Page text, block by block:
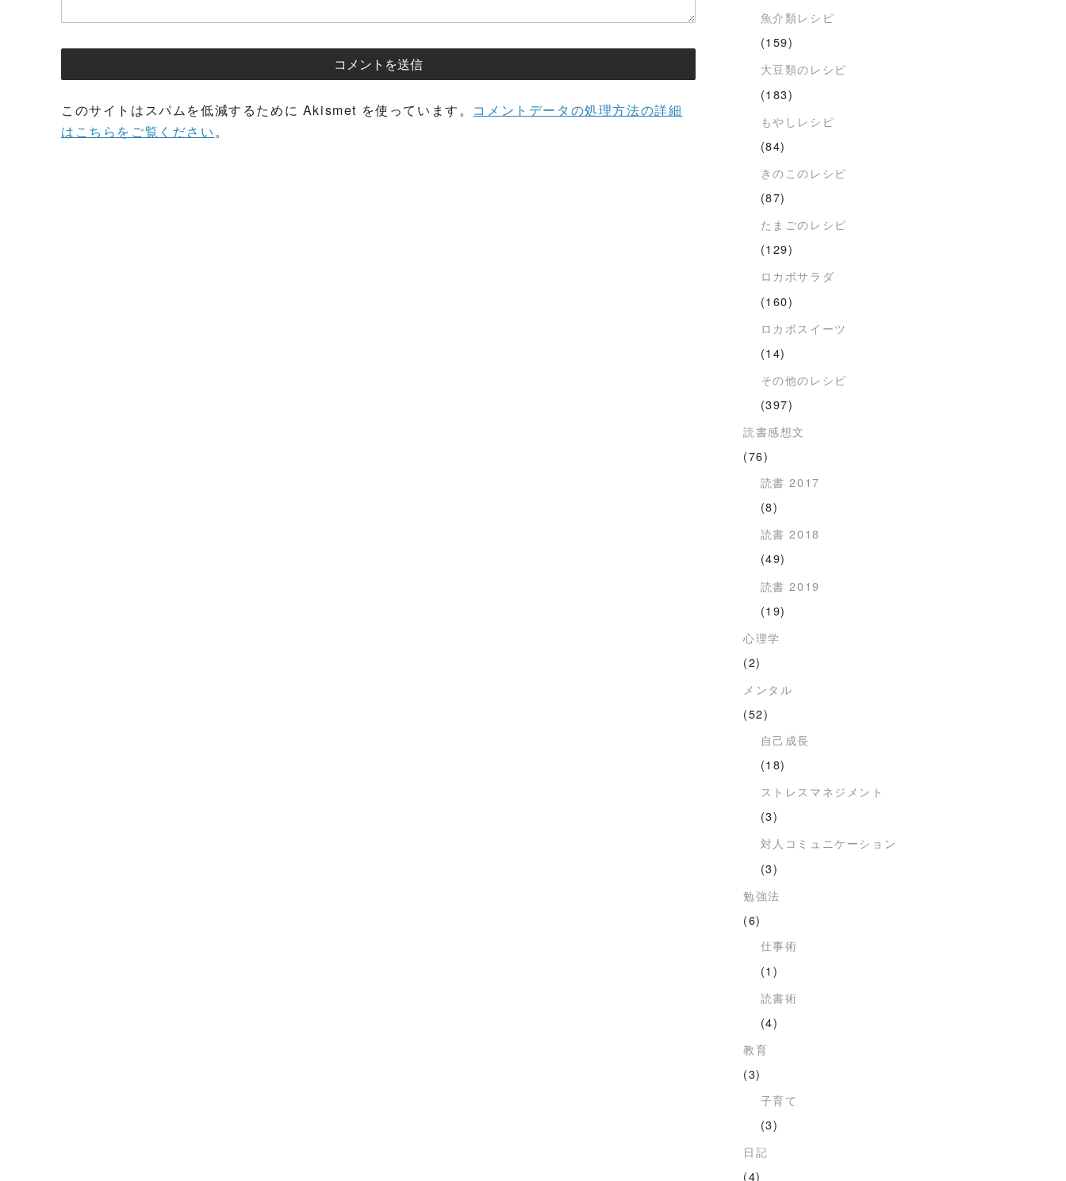
このサイトはスパムを低減するために Akismet を使っています。 コメントデータの処理方法の詳細
はこちらをご覧ください 。
魚介類レシピ
(159)
大豆類のレシピ
(183)
もやしレシピ
(84)
きのこのレシピ
(87)
たまごのレシピ
(129)
ロカボサラダ
(160)
ロカボスイーツ
(14)
その他のレシピ
(397)
読書感想文
(76)
読書 2017
(8)
読書 2018
(49)
読書 2019
(19)
心理学
(2)
メンタル
(52)
自己成長
(18)
ストレスマネジメント
(3)
対人コミュニケーション
(3)
勉強法
(6)
仕事術
(1)
読書術
(4)
教育
(3)
子育て
(3)
日記
(4)